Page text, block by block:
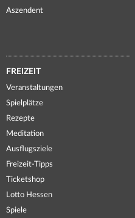
Aszendent
FREIZEIT
Veranstaltungen
Spielplätze
Rezepte
Meditation
Ausflugsziele
Freizeit-Tipps
Ticketshop
Lotto Hessen
Spiele